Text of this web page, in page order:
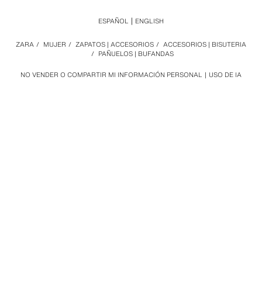
NO VENDER O COMPARTIR MI INFORMACIÓN PERSONAL USO DE IA
ZARA / MUJER / ZAPATOS | ACCESORIOS / ACCESORIOS | BISUTERIA
/ PAÑUELOS | BUFANDAS
ESPAÑOL ENGLISH